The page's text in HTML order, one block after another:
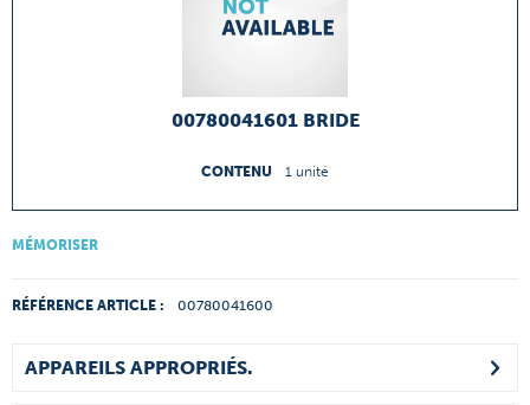
00780041601 BRIDE
CONTENU 1 unité
MÉMORISER
RÉFÉRENCE ARTICLE : 00780041600
APPAREILS APPROPRIÉS.